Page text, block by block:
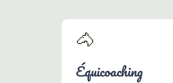
🐴
Équicoaching